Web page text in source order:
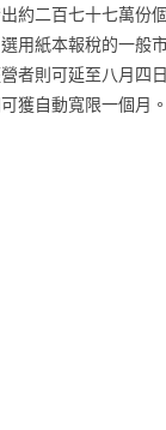
約二百七十七萬份
用紙本報稅的一般
者則可延至八月四
獲自動寬限一個月。